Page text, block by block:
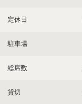
定休日
駐車場
総席数
貸切